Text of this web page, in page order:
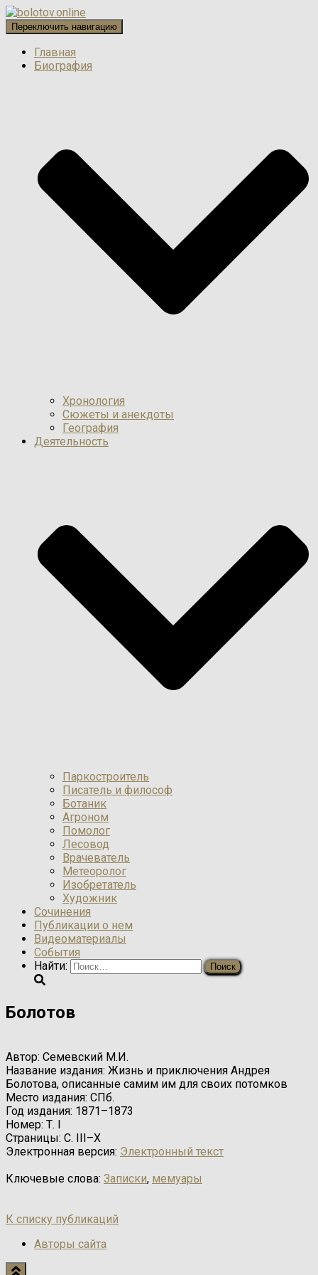
Переключить навигацию
Главная
Биография
Хронология
Сюжеты и анекдоты
География
Деятельность
Паркостроитель
Писатель и философ
Ботаник
Агроном
Помолог
Лесовод
Врачеватель
Метеоролог
Изобретатель
Художник
Сочинения
Публикации о нем
Видеоматериалы
События
Найти:
Болотов
Автор: Семевский М.И.
Название издания: Жизнь и приключения Андрея
Болотова, описанные самим им для своих потомков
Место издания: СПб.
Год издания: 1871–1873
Номер: Т. I
Страницы: С. III–X
Электронная версия: Электронный текст
Ключевые слова: Записки, мемуары
К списку публикаций
Авторы сайта